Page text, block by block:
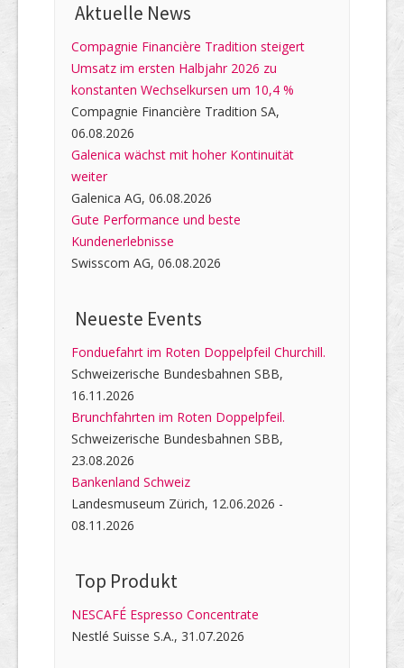
Aktuelle News
Compagnie Financière Tradition steigert
Umsatz im ersten Halbjahr 2026 zu
konstanten Wechselkursen um 10,4 %
Compagnie Financière Tradition SA,
06.08.2026
Galenica wächst mit hoher Kontinuität
weiter
Galenica AG, 06.08.2026
Gute Performance und beste
Kundenerlebnisse
Swisscom AG, 06.08.2026
Neueste Events
Fonduefahrt im Roten Doppelpfeil Churchill.
Schweizerische Bundesbahnen SBB,
16.11.2026
Brunchfahrten im Roten Doppelpfeil.
Schweizerische Bundesbahnen SBB,
23.08.2026
Bankenland Schweiz
Landesmuseum Zürich, 12.06.2026 -
08.11.2026
Top Produkt
NESCAFÉ Espresso Concentrate
Nestlé Suisse S.A., 31.07.2026